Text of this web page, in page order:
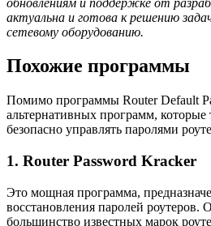
актуальна и готова к решению
сетевому оборудованию.
Похожие программы
Помимо программы Router Default
альтернативных программ, которые
безопасно управлять паролями
1. Router Password Kracker
Это мощная программа,
восстановления паролей роутеров.
большинство известных марок